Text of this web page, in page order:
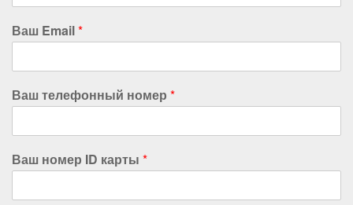
Ваш Email*
Ваш телефонный номер *
Ваш номер ID карты *